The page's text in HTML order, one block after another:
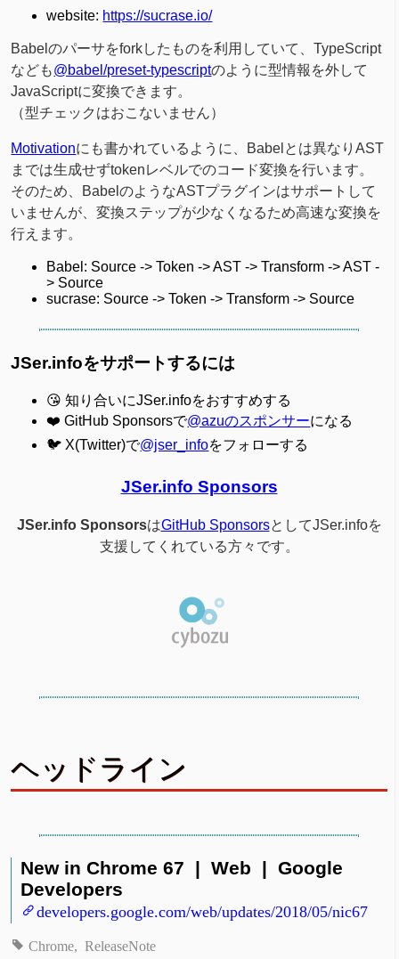
website: https://sucrase.io/
Babelのパーサをforkしたものを利用していて、TypeScript
なども@babel/preset-typescriptのように型情報を外して
JavaScriptに変換できます。
（型チェックはおこないません）
Motivationにも書かれているように、Babelとは異なりAST
までは生成せずtokenレベルでのコード変換を行います。
そのため、BabelのようなASTプラグインはサポートして
いませんが、変換ステップが少なくなるため高速な変換を
行えます。
Babel: Source -> Token -> AST -> Transform -> AST -
> Source
sucrase: Source -> Token -> Transform -> Source
JSer.infoをサポートするには
😘 知り合いにJSer.infoをおすすめする
❤️ GitHub Sponsorsで@azuのスポンサーになる
🐦 X(Twitter)で@jser_infoをフォローする
JSer.info Sponsors
JSer.info SponsorsはGitHub SponsorsとしてJSer.infoを
支援してくれている方々です。
ヘッドライン
New in Chrome 67 | Web | Google
Developers
developers.google.com/web/updates/2018/05/nic67
Chrome ReleaseNote